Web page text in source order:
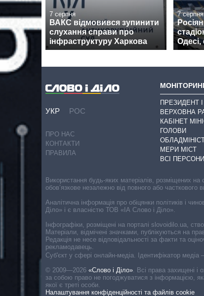
7 серпня
ВАКС відмовився зупинити
слухання справи про
інфраструктуру Харкова
7 серпня
УКР РОС
ПРО НАС
КОНТАКТИ
ПРАВИЛА
ПРЕЗИДЕНТ
ВЕРХОВНА
КАБІНЕТ
ГОЛОВИ
МЕРИ МІСТ
ВСІ ПЕРСОНИ
Cуб'єкт у сфері онлайн-медіа. Ідентифікатор медіа
© 2009—2026 «Слово і Діло». Всі права захищені і
за собою право не погоджуватися з інформацією,
якої є треті особи.
Налаштування конфіденційності та файлів cookie
Використання будь-яких матеріалів, розміщених
обов’язкове незалежно від повного або часткового
Аналітична інформація про обіцянки політиків і
Діло» і є власністю ТОВ «ІА Слово і Діло».
Інфографіки, розміщені на порталі slovoidilo.ua,
Матеріали, відмічені значками, публікуються на
Редакція не несе відповідальності за факти та
рекламодавець.